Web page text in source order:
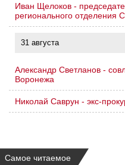
Иван Щелоков -
регионального отделения
31 августа
Александр Светланов -
Воронежа
Николай Саврун - экс-
Самое читаемое